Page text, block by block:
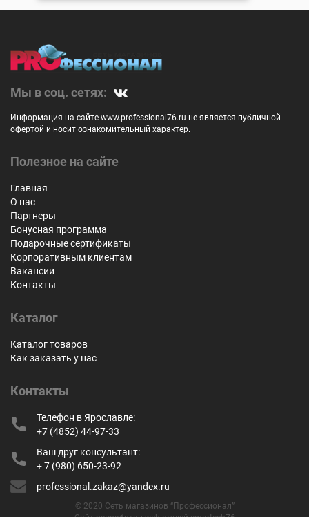
Мы в соц. сетях:
Информация на сайте www.professional76.ru не является публичной
офертой и носит ознакомительный характер.
Полезное на сайте
Главная
О нас
Партнеры
Бонусная программа
Подарочные сертификаты
Корпоративным клиентам
Вакансии
Контакты
Каталог
Каталог товаров
Как заказать у нас
Контакты
Телефон в Ярославле:
+7 (4852) 44-97-33
Ваш друг консультант:
+ 7 (980) 650-23-92
professional.zakaz@yandex.ru
© 2020 Сеть магазинов “Профессионал”